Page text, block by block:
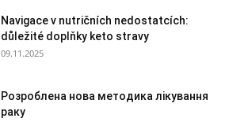
Navigace v nutričních nedostatcích:
důležité doplňky keto stravy
09.11.2025
Розроблена нова методика лікування
раку